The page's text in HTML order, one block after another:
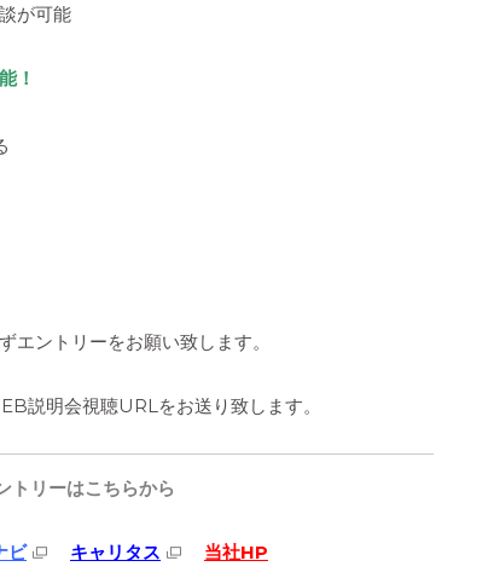
が可能
！
エントリーをお願い致します。
説明会視聴URLをお送り致します。
トリーはこちらから
ビ キャリタス 当社HP